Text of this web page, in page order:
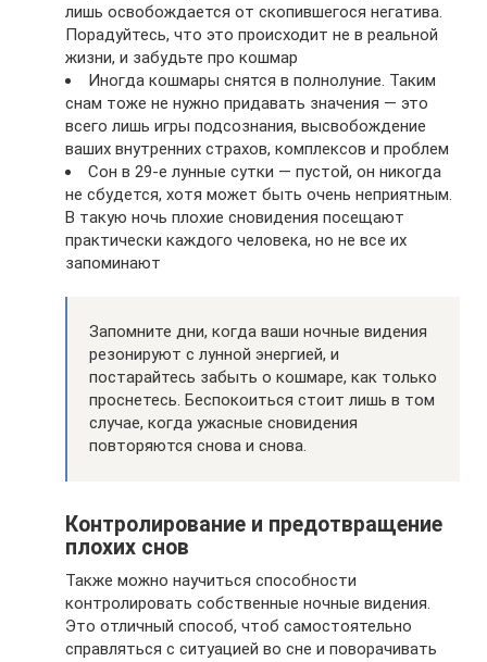
лишь освобождается от скопившегося негатива.
Порадуйтесь, что это происходит не в реальной
жизни, и забудьте про кошмар
Иногда кошмары снятся в полнолуние. Таким
снам тоже не нужно придавать значения — это
всего лишь игры подсознания, высвобождение
ваших внутренних страхов, комплексов и проблем
Сон в 29-е лунные сутки — пустой, он никогда
не сбудется, хотя может быть очень неприятным.
В такую ночь плохие сновидения посещают
практически каждого человека, но не все их
запоминают
Запомните дни, когда ваши ночные видения
резонируют с лунной энергией, и
постарайтесь забыть о кошмаре, как только
проснетесь. Беспокоиться стоит лишь в том
случае, когда ужасные сновидения
повторяются снова и снова.
Контролирование и предотвращение
плохих снов
Также можно научиться способности
контролировать собственные ночные видения.
Это отличный способ, чтоб самостоятельно
справляться с ситуацией во сне и поворачивать